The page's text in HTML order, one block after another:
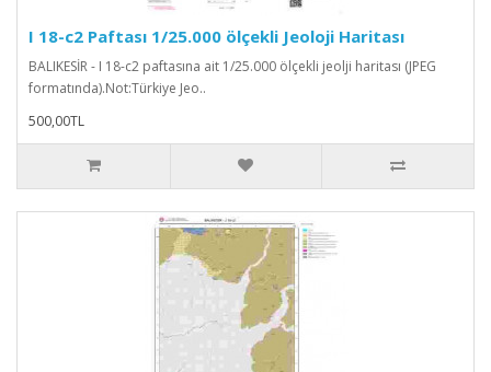
I 18-c2 Paftası 1/25.000 ölçekli Jeoloji Haritası
BALIKESİR - I 18-c2 paftasına ait 1/25.000 ölçekli jeolji haritası (JPEG
formatında).Not:Türkiye Jeo..
500,00TL